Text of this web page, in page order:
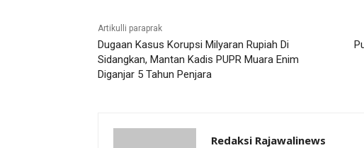
Artikulli paraprak
Dugaan Kasus Korupsi Milyaran Rupiah Di
Sidangkan, Mantan Kadis PUPR Muara Enim
Diganjar 5 Tahun Penjara
Redaksi Rajawalinews